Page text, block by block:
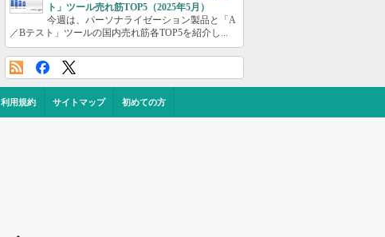
ト」ツール売れ筋TOP5（2025年5月）
今週は、パーソナライゼーション製品と「A
／Bテスト」ツールの国内売れ筋各TOP5を紹介し...
利用規約 サイトマップ 初めての方